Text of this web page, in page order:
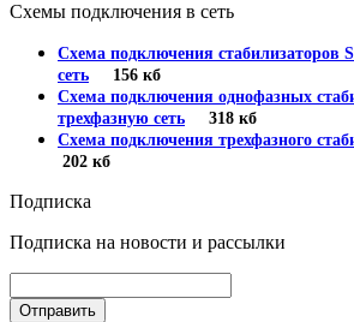
Схемы подключения в сеть
Схема подключения стабилизаторов
сеть 156 кб
Схема подключения однофазных
трехфазную сеть 318 кб
Схема подключения трехфазного
202 кб
Подписка
Подписка на новости и рассылки